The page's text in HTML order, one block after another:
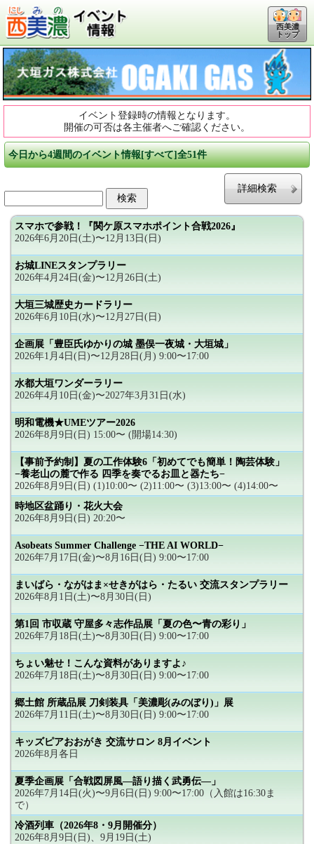
西美濃
トップ
イベント登録時の情報となります。
開催の可否は各主催者へご確認ください。
今日から4週間のイベント情報[すべて]全51件
詳細検索
スマホで参戦！『関ケ原スマホポイント合戦2026』
2026年6月20日(土)〜12月13日(日)
お城LINEスタンプラリー
2026年4月24日(金)〜12月26日(土)
大垣三城歴史カードラリー
2026年6月10日(水)〜12月27日(日)
企画展「豊臣氏ゆかりの城 墨俣一夜城・大垣城」
2026年1月4日(日)〜12月28日(月) 9:00〜17:00
水都大垣ワンダーラリー
2026年4月10日(金)〜2027年3月31日(水)
明和電機★UMEツアー2026
2026年8月9日(日) 15:00〜 (開場14:30)
【事前予約制】夏の工作体験6「初めてでも簡単！陶芸体験」
−養老山の麓で作る 四季を奏でるお皿と器たち−
2026年8月9日(日) (1)10:00〜 (2)11:00〜 (3)13:00〜 (4)14:00〜
時地区盆踊り・花火大会
2026年8月9日(日) 20:20〜
Asobeats Summer Challenge −THE AI WORLD−
2026年7月17日(金)〜8月16日(日) 9:00〜17:00
まいばら・ながはま×せきがはら・たるい 交流スタンプラリー
2026年8月1日(土)〜8月30日(日)
第1回 市収蔵 守屋多々志作品展「夏の色〜青の彩り」
2026年7月18日(土)〜8月30日(日) 9:00〜17:00
ちょい魅せ！こんな資料がありますよ♪
2026年7月18日(土)〜8月30日(日) 9:00〜17:00
郷土館 所蔵品展 刀剣装具「美濃彫(みのぼり)」展
2026年7月11日(土)〜8月30日(日) 9:00〜17:00
キッズピアおおがき 交流サロン 8月イベント
2026年8月各日
夏季企画展「合戦図屏風―語り描く武勇伝―」
2026年7月14日(火)〜9月6日(日) 9:00〜17:00（入館は16:30ま
で）
冷酒列車（2026年8・9月開催分）
2026年8月9日(日)、9月19日(土)